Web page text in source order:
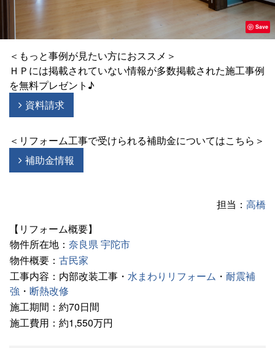
Save
＜もっと事例が見たい方におススメ＞
ＨＰには掲載されていない情報が多数掲載された施工事例
を無料プレゼント♪
資料請求
＜リフォーム工事で受けられる補助金についてはこちら＞
補助金情報
担当： 高橋
【リフォーム概要】
物件所在地： 奈良県宇陀市
物件概要： 古民家
工事内容：内部改装工事・ 水まわりリフォーム ・ 耐震補
強 ・ 断熱改修
施工期間：約70日間
施工費用：約1,550万円